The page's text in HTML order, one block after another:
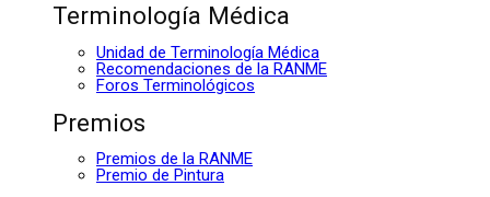
Terminología Médica
Unidad de Terminología Médica
Recomendaciones de la RANME
Foros Terminológicos
Premios
Premios de la RANME
Premio de Pintura